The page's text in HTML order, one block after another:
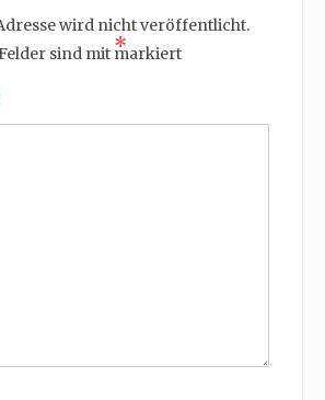
wird nicht veröffentlicht.
sind mit *
markiert